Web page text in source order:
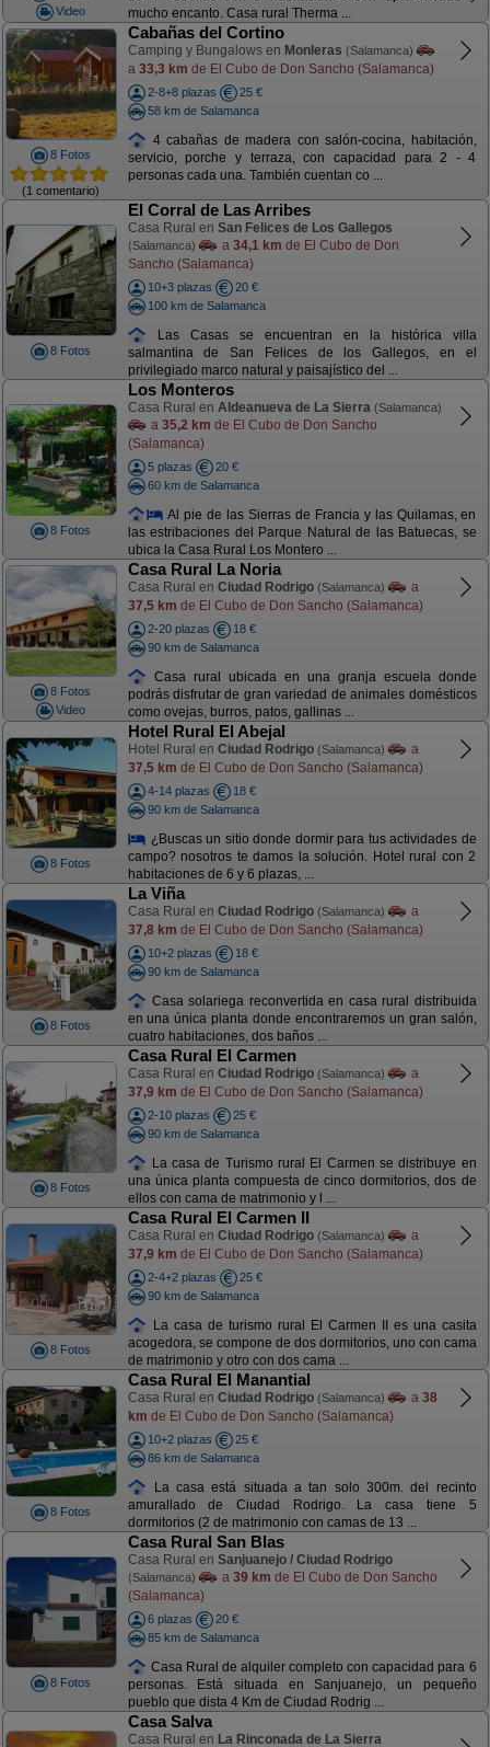
Video
mucho encanto. Casa rural Therma ...
8 Fotos
(1 comentario)
Cabañas del Cortino
Camping y Bungalows en Monleras (Salamanca)
a 33,3 km de El Cubo de Don Sancho (Salamanca)
2-8+8 plazas
25 €
58 km de Salamanca
4 cabañas de madera con salón-cocina, habitación,
servicio, porche y terraza, con capacidad para 2 - 4
personas cada una. También cuentan co ...
8 Fotos
El Corral de Las Arribes
Casa Rural en San Felices de Los Gallegos
(Salamanca) a 34,1 km de El Cubo de Don
Sancho (Salamanca)
10+3 plazas
20 €
100 km de Salamanca
Las Casas se encuentran en la histórica villa
salmantina de San Felices de los Gallegos, en el
privilegiado marco natural y paisajístico del ...
8 Fotos
Los Monteros
Casa Rural en Aldeanueva de La Sierra (Salamanca)
a 35,2 km de El Cubo de Don Sancho
(Salamanca)
5 plazas
20 €
60 km de Salamanca
Al pie de las Sierras de Francia y las Quilamas, en
las estribaciones del Parque Natural de las Batuecas, se
ubica la Casa Rural Los Montero ...
8 Fotos
Video
Casa Rural La Noria
Casa Rural en Ciudad Rodrigo (Salamanca)
a
37,5 km de El Cubo de Don Sancho (Salamanca)
2-20 plazas
18 €
90 km de Salamanca
Casa rural ubicada en una granja escuela donde
podrás disfrutar de gran variedad de animales domésticos
como ovejas, burros, patos, gallinas ...
8 Fotos
Hotel Rural El Abejal
Hotel Rural en Ciudad Rodrigo (Salamanca)
a
37,5 km de El Cubo de Don Sancho (Salamanca)
4-14 plazas
18 €
90 km de Salamanca
¿Buscas un sitio donde dormir para tus actividades de
campo? nosotros te damos la solución. Hotel rural con 2
habitaciones de 6 y 6 plazas, ...
8 Fotos
La Viña
Casa Rural en Ciudad Rodrigo (Salamanca)
a
37,8 km de El Cubo de Don Sancho (Salamanca)
10+2 plazas
18 €
90 km de Salamanca
Casa solariega reconvertida en casa rural distribuida
en una única planta donde encontraremos un gran salón,
cuatro habitaciones, dos baños ...
8 Fotos
Casa Rural El Carmen
Casa Rural en Ciudad Rodrigo (Salamanca)
a
37,9 km de El Cubo de Don Sancho (Salamanca)
2-10 plazas
25 €
90 km de Salamanca
La casa de Turismo rural El Carmen se distribuye en
una única planta compuesta de cinco dormitorios, dos de
ellos con cama de matrimonio y l ...
8 Fotos
Casa Rural El Carmen II
Casa Rural en Ciudad Rodrigo (Salamanca)
a
37,9 km de El Cubo de Don Sancho (Salamanca)
2-4+2 plazas
25 €
90 km de Salamanca
La casa de turismo rural El Carmen II es una casita
acogedora, se compone de dos dormitorios, uno con cama
de matrimonio y otro con dos cama ...
8 Fotos
Casa Rural El Manantial
Casa Rural en Ciudad Rodrigo (Salamanca) a 38
km de El Cubo de Don Sancho (Salamanca)
10+2 plazas
25 €
86 km de Salamanca
La casa está situada a tan solo 300m. del recinto
amurallado de Ciudad Rodrigo. La casa tiene 5
dormitorios (2 de matrimonio con camas de 13 ...
8 Fotos
Casa Rural San Blas
Casa Rural en Sanjuanejo / Ciudad Rodrigo
(Salamanca) a 39 km de El Cubo de Don Sancho
(Salamanca)
6 plazas
20 €
85 km de Salamanca
Casa Rural de alquiler completo con capacidad para 6
personas. Está situada en Sanjuanejo, un pequeño
pueblo que dista 4 Km de Ciudad Rodrig ...
Casa Salva
Casa Rural en La Rinconada de La Sierra